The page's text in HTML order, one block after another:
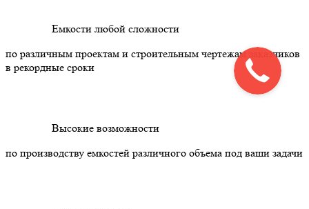
Емкости любой сложности
по различным проектам и строительным чертежам заказчиков
в рекордные сроки
Высокие возможности
по производству емкостей различного объема под ваши задачи